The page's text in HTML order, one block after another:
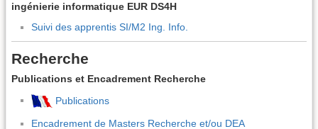
ingénierie informatique EUR DS4H
Suivi des apprentis SI/M2 Ing. Info.
Recherche
Publications et Encadrement Recherche
Publications
Encadrement de Masters Recherche et/ou DEA